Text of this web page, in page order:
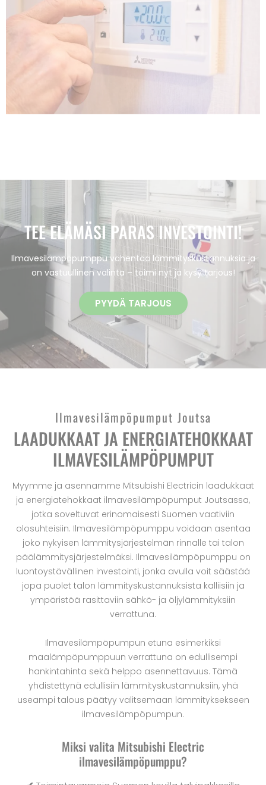
TEE ELÄMÄSI PARAS INVESTOINTI!
Ilmavesilämpöpumppu vähentää lämmityskustannuksia ja
on vastuullinen valinta – toimi nyt ja kysy tarjous!
PYYDÄ TARJOUS
Ilmavesilämpöpumput Joutsa
LAADUKKAAT JA ENERGIATEHOKKAAT
ILMAVESILÄMPÖPUMPUT
Myymme ja asennamme Mitsubishi Electricin laadukkaat
ja energiatehokkaat ilmavesilämpöpumput Joutsassa,
jotka soveltuvat erinomaisesti Suomen vaativiin
olosuhteisiin. Ilmavesilämpöpumppu voidaan asentaa
joko nykyisen lämmitysjärjestelmän rinnalle tai talon
päälämmitysjärjestelmäksi. Ilmavesilämpöpumppu on
luontoystävällinen investointi, jonka avulla voit säästää
jopa puolet talon lämmityskustannuksista kalliisiin ja
ympäristöä rasittaviin sähkö- ja öljylämmityksiin
verrattuna.
Ilmavesilämpöpumpun etuna esimerkiksi
maalämpöpumppuun verrattuna on edullisempi
hankintahinta sekä helppo asennettavuus. Tämä
yhdistettynä edullisiin lämmityskustannuksiin, yhä
useampi talous päätyy valitsemaan lämmityksekseen
ilmavesilämpöpumpun.
Miksi valita Mitsubishi Electric
ilmavesilämpöpumppu?